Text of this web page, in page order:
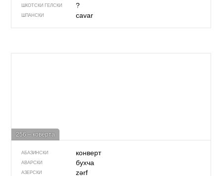
ШКОТСКИ ГЕЛСКИ ?
ШПАНСКИ cavar
256 – коверта
АБАЗИНСКИ конверт
АВАРСКИ бухча
АЗЕРСКИ zərf